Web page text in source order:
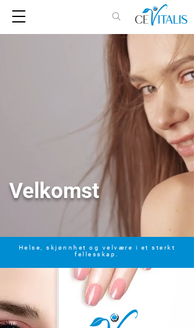
Velkomst
Helse, skjønnhet og velvære i et sterkt
fellesskap.